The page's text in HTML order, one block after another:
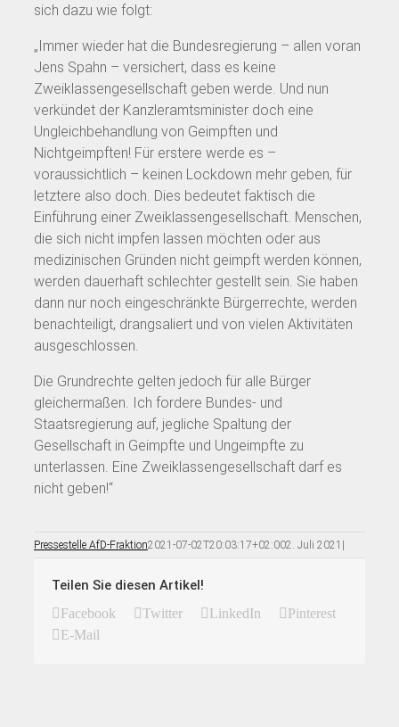
sich dazu wie folgt:
„Immer wieder hat die Bundesregierung – allen voran
Jens Spahn – versichert, dass es keine
Zweiklassengesellschaft geben werde. Und nun
verkündet der Kanzleramtsminister doch eine
Ungleichbehandlung von Geimpften und
Nichtgeimpften! Für erstere werde es –
voraussichtlich – keinen Lockdown mehr geben, für
letztere also doch. Dies bedeutet faktisch die
Einführung einer Zweiklassengesellschaft. Menschen,
die sich nicht impfen lassen möchten oder aus
medizinischen Gründen nicht geimpft werden können,
werden dauerhaft schlechter gestellt sein. Sie haben
dann nur noch eingeschränkte Bürgerrechte, werden
benachteiligt, drangsaliert und von vielen Aktivitäten
ausgeschlossen.
Die Grundrechte gelten jedoch für alle Bürger
gleichermaßen. Ich fordere Bundes- und
Staatsregierung auf, jegliche Spaltung der
Gesellschaft in Geimpfte und Ungeimpfte zu
unterlassen. Eine Zweiklassengesellschaft darf es
nicht geben!“
Pressestelle AfD-Fraktion2021-07-02T20:03:17+02:002. Juli 2021 |
Teilen Sie diesen Artikel!
Facebook Twitter LinkedIn
Pinterest
E-Mail